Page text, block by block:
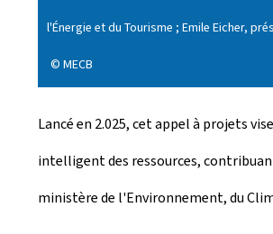
l'Énergie et du Tourisme ; Emile Eicher,
© MECB
Lancé en 2.025, cet appel à projets
intelligent des ressources,
ministère de l'Environnement, du